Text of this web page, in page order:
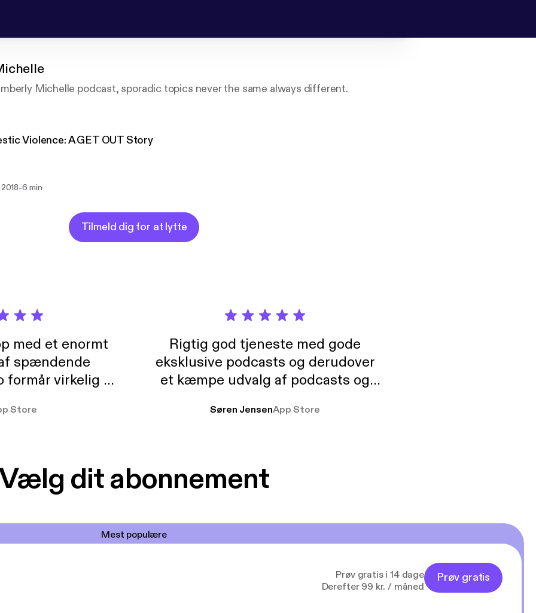
Michelle podcast, sporadic topics never the same always different.
Violence: A GET OUT Story
2018-6 min
Tilmeld dig for at lytte
med et enormt
spændende
formår virkelig at
At der så også
Store
Rigtig god tjeneste med gode
eksklusive podcasts og derudover
et kæmpe udvalg af podcasts og
ikke andet så udelukkende pga
Søren JensenApp Store
dit abonnement
Mest populære
Prøv gratis i 14 dage
Derefter 99 kr. / måned
Prøv gratis